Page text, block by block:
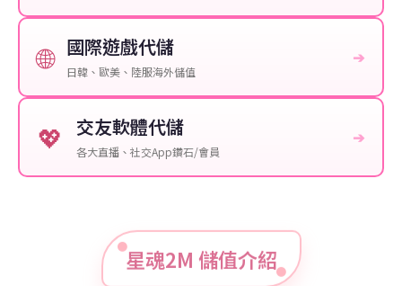
🌐 國際遊戲代儲
日韓、歐美、陸服海外儲值
➔
💖 交友軟體代儲
各大直播、社交App鑽石/會員
➔
星魂2M 儲值介紹